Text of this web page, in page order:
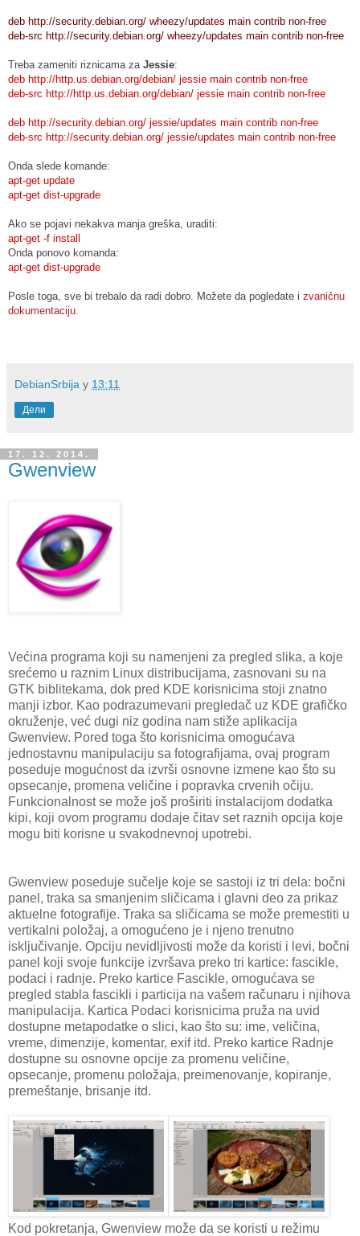
deb http://security.debian.org/ wheezy/updates main contrib non-free
deb-src http://security.debian.org/ wheezy/updates main contrib non-free
Treba zameniti riznicama za Jessie:
deb http://http.us.debian.org/debian/ jessie main contrib non-free
deb-src http://http.us.debian.org/debian/ jessie main contrib non-free
deb http://security.debian.org/ jessie/updates main contrib non-free
deb-src http://security.debian.org/ jessie/updates main contrib non-free
Onda slede komande:
apt-get update
apt-get dist-upgrade
Ako se pojavi nekakva manja greška, uraditi:
apt-get -f install
Onda ponovo komanda:
apt-get dist-upgrade
Posle toga, sve bi trebalo da radi dobro. Možete da pogledate i zvaničnu
dokumentaciju.
DebianSrbija у 13:11
Дели
17. 12. 2014.
Gwenview
Većina programa koji su namenjeni za pregled slika, a koje
srećemo u raznim Linux distribucijama, zasnovani su na
GTK biblitekama, dok pred KDE korisnicima stoji znatno
manji izbor. Kao podrazumevani pregledač uz KDE grafičko
okruženje, već dugi niz godina nam stiže aplikacija
Gwenview. Pored toga što korisnicima omogućava
jednostavnu manipulaciju sa fotografijama, ovaj program
poseduje mogućnost da izvrši osnovne izmene kao što su
opsecanje, promena veličine i popravka crvenih očiju.
Funkcionalnost se može još proširiti instalacijom dodatka
kipi, koji ovom programu dodaje čitav set raznih opcija koje
mogu biti korisne u svakodnevnoj upotrebi.
Gwenview poseduje sučelje koje se sastoji iz tri dela: bočni
panel, traka sa smanjenim sličicama i glavni deo za prikaz
aktuelne fotografije. Traka sa sličicama se može premestiti u
vertikalni položaj, a omogućeno je i njeno trenutno
isključivanje. Opciju nevidljivosti može da koristi i levi, bočni
panel koji svoje funkcije izvršava preko tri kartice: fascikle,
podaci i radnje. Preko kartice Fascikle, omogućava se
pregled stabla fascikli i particija na vašem računaru i njihova
manipulacija. Kartica Podaci korisnicima pruža na uvid
dostupne metapodatke o slici, kao što su: ime, veličina,
vreme, dimenzije, komentar, exif itd. Preko kartice Radnje
dostupne su osnovne opcije za promenu veličine,
opsecanje, promenu položaja, preimenovanje, kopiranje,
premeštanje, brisanje itd.
Kod pokretanja, Gwenview može da se koristi u režimu